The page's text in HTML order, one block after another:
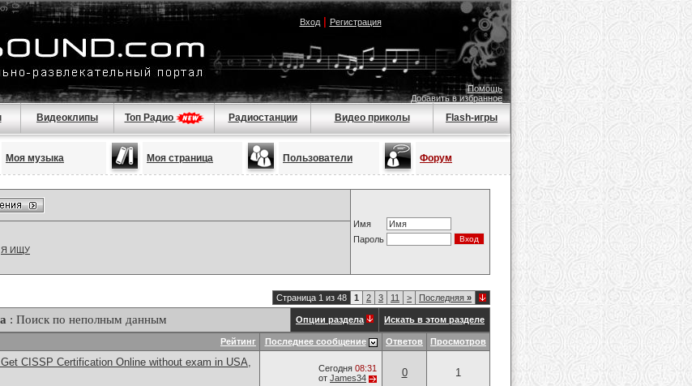
Вход| Регистрация
Помощь
Добавить в избранное
Видеоклипы Топ Радио Радиостанции Видео приколы Flash-игры
Моя музыка Моя страница Пользователи Форум
Имя
Пароль
Я ИЩУ
Страница 1 из 48 1 2 3 11 > Последняя »
: Поиск по неполным данным Опции раздела Искать в этом разделе
Рейтинг Последнее сообщение Ответов Просмотров
CISSP Certification Online without exam in USA,
Сегодня 08:31
от James34 0 1